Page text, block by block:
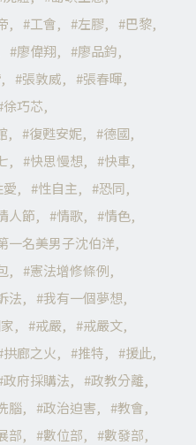
工會 左膠
巴黎
廖偉翔
廖品鈞
張敦威
張春暉
徐巧芯
復甦安妮
德國
快思慢想
快車
愛 性自主
恐同
人節 情歌
情色
一名美男子沈伯洋
憲法增修條例
法
我有一個夢想
戒嚴
戒嚴文
拱廊之火 推特
援此
政府採購法
政教分離
腦 政治迫害
教會
部 數位部
數發部